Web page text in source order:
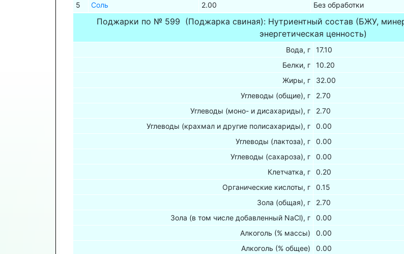
5
Соль 2.00 Без обработки
Поджарки по № 599 (Поджарка свиная): Нутриентный состав (БЖУ,
энергетическая ценность)
Вода, г
17.10
Белки, г
10.20
Жиры, г
32.00
Углеводы (общие), г
2.70
Углеводы (моно- и дисахариды), г
2.70
Углеводы (крахмал и другие полисахариды), г
0.00
Углеводы (лактоза), г
0.00
Углеводы (сахароза), г
0.00
Клетчатка, г
0.20
Органические кислоты, г
0.15
Зола (общая), г
2.70
Зола (в том числе добавленный NaCl), г
0.00
Алкоголь (% массы)
0.00
Алкоголь (% общее)
0.00